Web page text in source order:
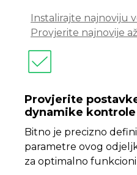
Instalirajte najnoviju
Provjerite najnovije
Provjerite
dynamike kontrole
Bitno je precizno
parametre ovog
za optimalno